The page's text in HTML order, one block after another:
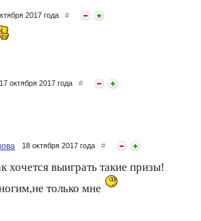
2017 года #
17 октября 2017 года #
18 октября 2017 года #
хочется выиграть такие призы!
только мне